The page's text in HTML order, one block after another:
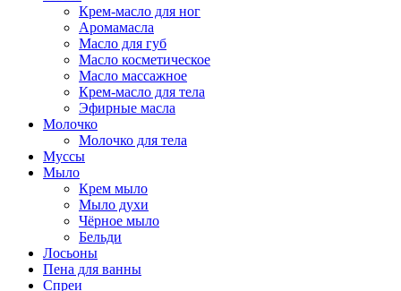
Крем-масло для ног
Аромамасла
Масло для губ
Масло косметическое
Масло массажное
Крем-масло для тела
Эфирные масла
Молочко
Молочко для тела
Муссы
Мыло
Крем мыло
Мыло духи
Чёрное мыло
Бельди
Лосьоны
Пена для ванны
Спреи